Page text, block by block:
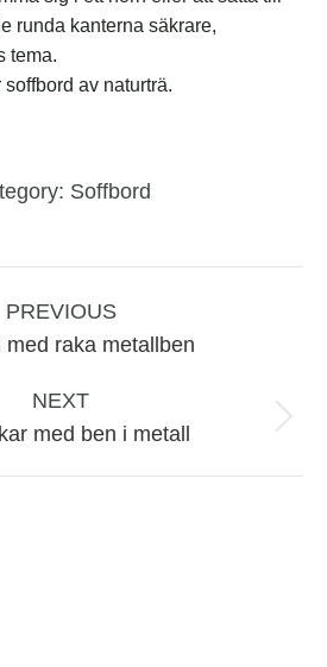
runda kanterna säkrare,
tema.
av naturträ.
Soffbord
PREVIOUS
Previous
med raka metallben
NEXT
Next
med ben i metall